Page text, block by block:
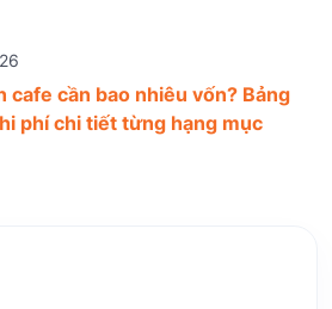
cafe cần bao nhiêu vốn? Bảng
phí chi tiết từng hạng mục